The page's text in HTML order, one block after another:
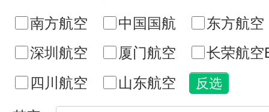
南方航空 中国国航
东方航空
深圳航空
厦门航空
长荣航空
四川航空
山东航空